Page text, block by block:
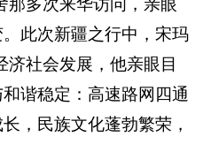
那多次来华访问，亲眼
此次新疆之行中，宋玛
济社会发展，他亲眼目
谐稳定：高速路网四通
，民族文化蓬勃繁荣，